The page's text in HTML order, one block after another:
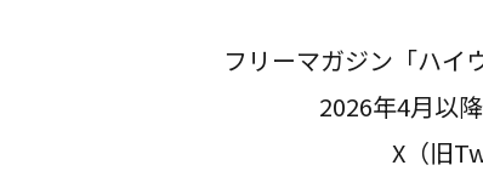
フリーマガジン「ハイ
2026年4月以
X（旧